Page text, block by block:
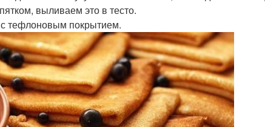
выливаем это в тесто.
тефлоновым покрытием.